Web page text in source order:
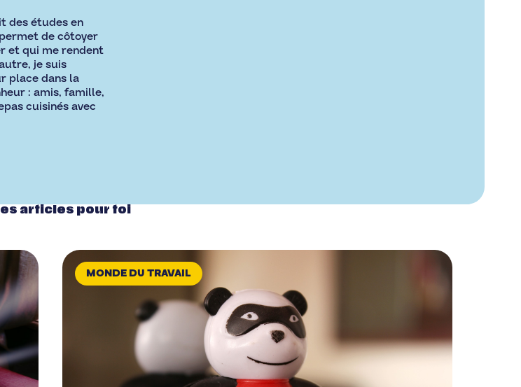
des études en
de côtoyer
et qui me rendent
je suis
place dans la
: amis, famille,
cuisinés avec
articles pour toi
MONDE DU TRAVAIL